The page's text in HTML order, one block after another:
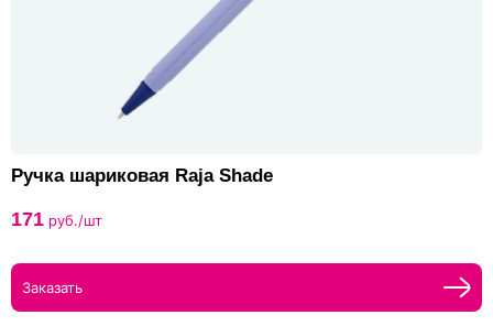
Ручка шариковая Raja Shade
171 руб./шт
Заказать